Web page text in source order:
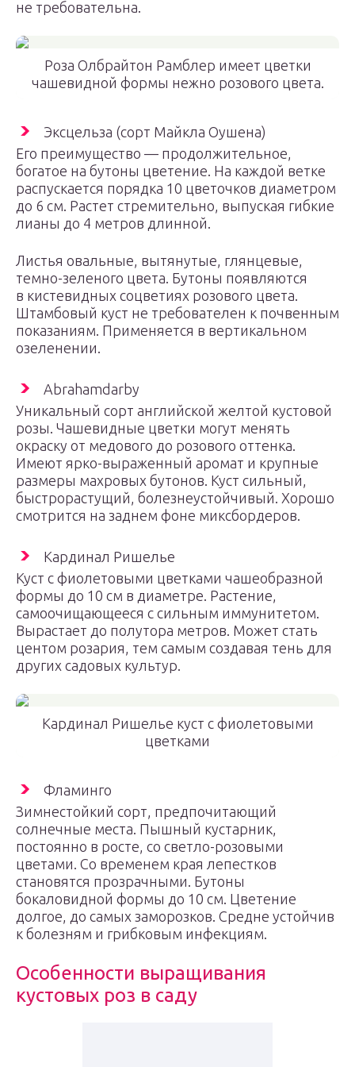
не требовательна.
Роза Олбрайтон Рамблер имеет цветки
чашевидной формы нежно розового цвета.
Эксцельза (сорт Майкла Оушена)
Его преимущество — продолжительное,
богатое на бутоны цветение. На каждой ветке
распускается порядка 10 цветочков диаметром
до 6 см. Растет стремительно, выпуская гибкие
лианы до 4 метров длинной.
Листья овальные, вытянутые, глянцевые,
темно-зеленого цвета. Бутоны появляются
в кистевидных соцветиях розового цвета.
Штамбовый куст не требователен к почвенным
показаниям. Применяется в вертикальном
озеленении.
Abrahamdarby
Уникальный сорт английской желтой кустовой
розы. Чашевидные цветки могут менять
окраску от медового до розового оттенка.
Имеют ярко-выраженный аромат и крупные
размеры махровых бутонов. Куст сильный,
быстрорастущий, болезнеустойчивый. Хорошо
смотрится на заднем фоне миксбордеров.
Кардинал Ришелье
Куст с фиолетовыми цветками чашеобразной
формы до 10 см в диаметре. Растение,
самоочищающееся с сильным иммунитетом.
Вырастает до полутора метров. Может стать
центом розария, тем самым создавая тень для
других садовых культур.
Кардинал Ришелье куст с фиолетовыми
цветками
Фламинго
Зимнестойкий сорт, предпочитающий
солнечные места. Пышный кустарник,
постоянно в росте, со светло-розовыми
цветами. Со временем края лепестков
становятся прозрачными. Бутоны
бокаловидной формы до 10 см. Цветение
долгое, до самых заморозков. Средне устойчив
к болезням и грибковым инфекциям.
Особенности выращивания
кустовых роз в саду